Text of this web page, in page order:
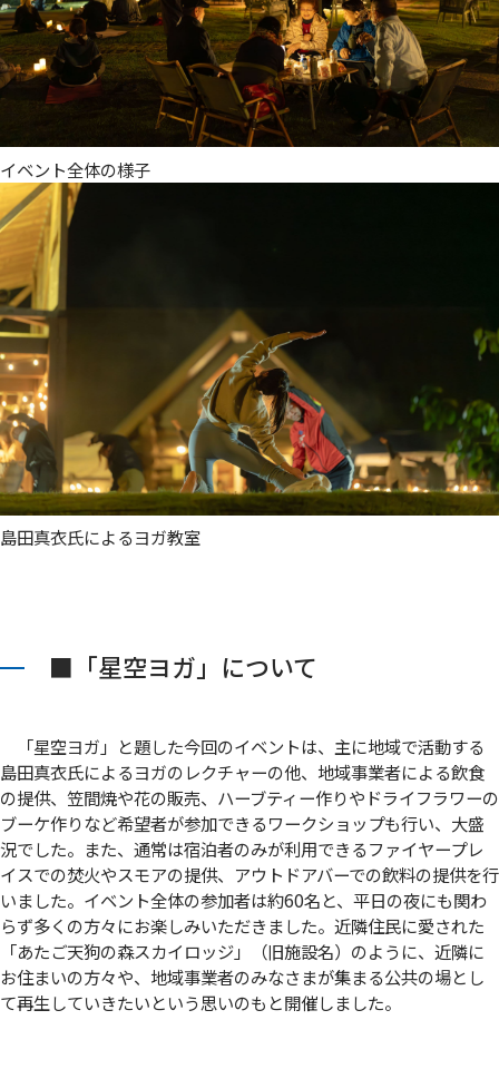
イベント全体の様子
島田真衣氏によるヨガ教室
■「星空ヨガ」について
「星空ヨガ」と題した今回のイベントは、主に地域で活動する
島田真衣氏によるヨガのレクチャーの他、地域事業者による飲食
の提供、笠間焼や花の販売、ハーブティー作りやドライフラワーの
ブーケ作りなど希望者が参加できるワークショップも行い、大盛
況でした。また、通常は宿泊者のみが利用できるファイヤープレ
イスでの焚火やスモアの提供、アウトドアバーでの飲料の提供を行
いました。イベント全体の参加者は約60名と、平日の夜にも関わ
らず多くの方々にお楽しみいただきました。近隣住民に愛された
「あたご天狗の森スカイロッジ」（旧施設名）のように、近隣に
お住まいの方々や、地域事業者のみなさまが集まる公共の場とし
て再生していきたいという思いのもと開催しました。